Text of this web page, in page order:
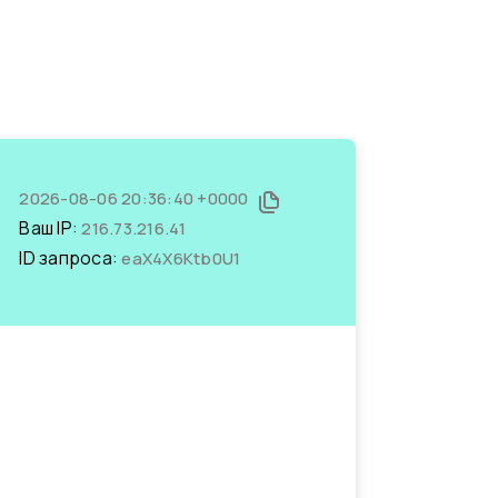
2026-08-06 20:36:40 +0000
Ваш IP:216.73.216.41
ID запроса:eaX4X6Ktb0U1